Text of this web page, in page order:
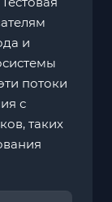
и
потоки
с
таких